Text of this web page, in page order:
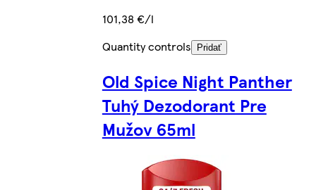
101,38 €/l
Quantity controls
Pridať
Old Spice Night Panther
Tuhý Dezodorant Pre
Mužov 65ml